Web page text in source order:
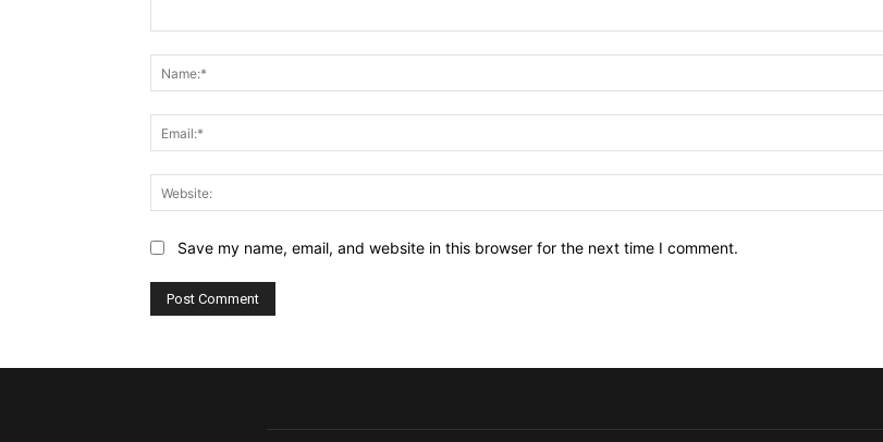
Save my name, email, and website in this browser for the next time I comment.